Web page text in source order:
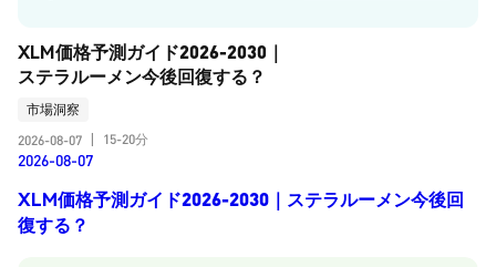
XLM価格予測ガイド2026-2030｜
ステラルーメン今後回復する？
市場洞察
2026-08-07
15-20分
2026-08-07
XLM価格予測ガイド2026-2030｜ステラルーメン今後回
復する？